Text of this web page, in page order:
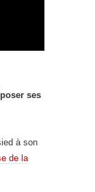
ses
à son
de la